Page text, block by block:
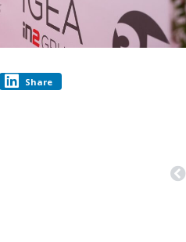
Share